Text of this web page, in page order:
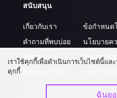
สนับสนุน
เกี่ยวกับเรา
คำถามที่พบบ่อย
ติดต่อเรา
ข้อกำหนด
นโยบายค
ส่งผลงาน
เราใช้คุกกี้เพื่อดำเนินการเว็บไซต์นี้แล
คุกกี้
ฉันย